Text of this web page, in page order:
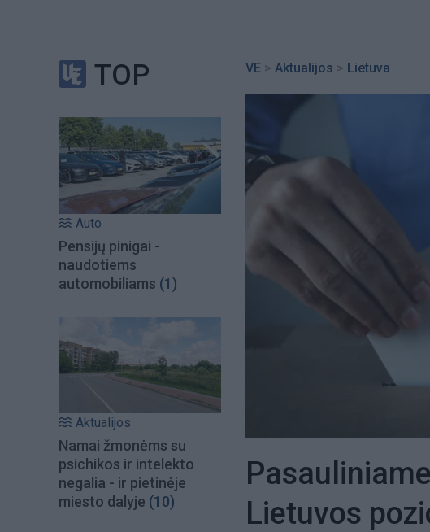
TOP
Auto
Pensijų pinigai -
naudotiems
automobiliams (1)
Aktualijos
Namai žmonėms su
psichikos ir intelekto
negalia - ir pietinėje
miesto dalyje (10)
VE > Aktualijos > Lietuva
Lietuvos